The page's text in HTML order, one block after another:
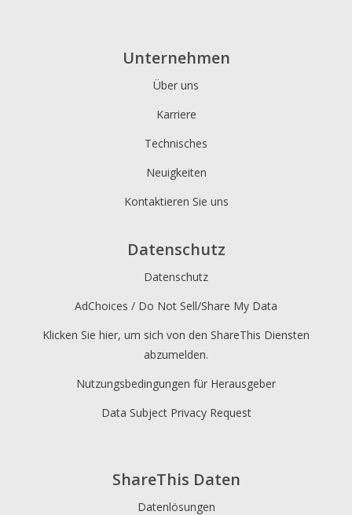
ShareThis Daten
Datenlösungen
Unternehmen
Über uns
Karriere
Technisches
Neuigkeiten
Kontaktieren Sie uns
Datenschutz
Datenschutz
AdChoices / Do Not Sell/Share My Data
Klicken Sie hier, um sich von den ShareThis Diensten
abzumelden.
Nutzungsbedingungen für Herausgeber
Data Subject Privacy Request